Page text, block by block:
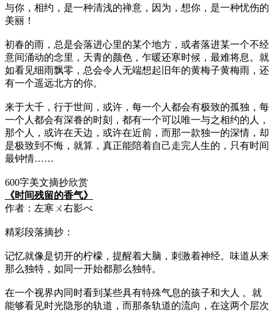
与你，相约，是一种清浅的禅意，因为，想你，是一种忧伤的
美丽！
初春的雨，总是会落进心里的某个地方，或者落进某一个不经
意间涌动的念里，天青的颜色，乍暖还寒时候，最难将息。就
如看见细雨飘零，总会令人无端想起旧年的黄梅子黄梅雨，还
有一个遥远北方的你。
来于大千，行于世间，或许，每一个人都会有极致的孤独，每
一个人都会有深眷的时刻，都有一个可以唯一与之相约的人，
那个人，或许在天边，或许在近前，而那一款独一的深情，却
是极致到不悔，就算，真正能陪着自己走完人生的，只有时间
最钟情……
600字美文摘抄欣赏
《时间残留的香气》
作者：左寒ㄨ右影べ
精彩段落摘抄：
记忆就像是切开的柠檬，提醒着大脑，刺激着神经。味道从来
那么独特，如同一开始都那么独特。
在一个视界内同时看到某些具有特殊气息的孩子和大人 。就
能够看见时光隐形的轨道，而那条轨道的流向，在这两个层次